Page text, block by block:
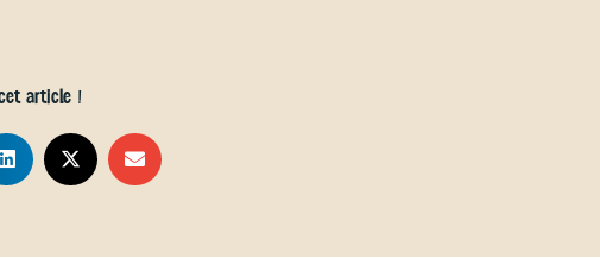
article !